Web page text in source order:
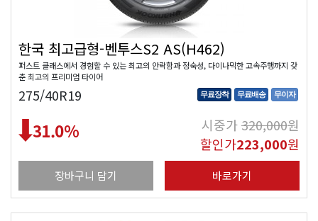
한국 최고급형-벤투스S2 AS(H462)
퍼스트 클래스에서 경험할 수 있는 최고의 안락함과 정숙성, 다이나믹한 고속주행까지 갖
춘 최고의 프리미엄 타이어
275/40R19 무료장착 무료배송 무이자
31.0% 시중가320,000원
할인가223,000원
장바구니 담기 바로가기